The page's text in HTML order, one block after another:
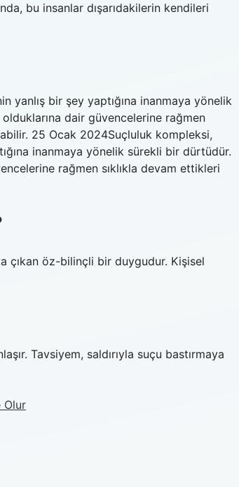
bu insanlar dışarıdakilerin kendileri
yanlış bir şey yaptığına inanmaya yönelik
dair güvencelerine rağmen
25 Ocak 2024Suçluluk kompleksi,
inanmaya yönelik sürekli bir dürtüdür.
rağmen sıklıkla devam ettikleri
çıkan öz-bilinçli bir duygudur. Kişisel
Tavsiyem, saldırıyla suçu bastırmaya
Olur